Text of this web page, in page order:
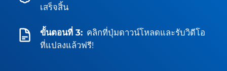
เสร็จสิ้น
ขั้นตอนที่ 3: คลิกที่ปุ่มดาวน์โหลดและรับวิดีโอ
ที่แปลงแล้วฟรี!